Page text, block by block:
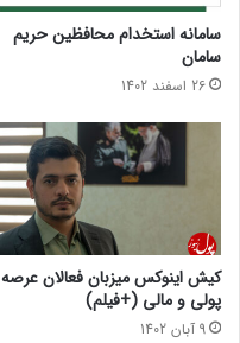
سامانه استخدام محافظین حریم
سامان
26 اسفند 1402
کیش اینوکس میزبان فعالان عرصه
پولی و مالی (+فیلم)
9 آبان 1402